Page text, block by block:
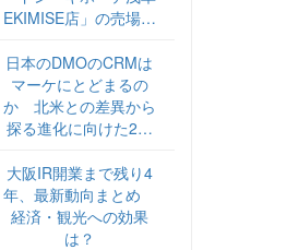
EKIMISE店」の売場づ
日本のDMOのCRMは
マーケにとどまるの
か 北米との差異から
探る進化に向けた2ス
海外DMOのリアル
vol.6】
大阪IR開業まで残り4
年、最新動向まとめ
経済・観光への効果
は？